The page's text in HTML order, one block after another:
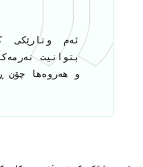
ئەم وتارێکی
بتوانیت
و هەروەها چۆن